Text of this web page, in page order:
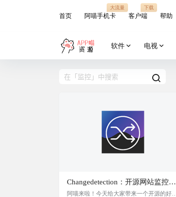
首页 阿喵手机卡
大流量
客户端
下载
帮助
软件 电视
Changedetection：开源网站监控工
具，自部署并监控网站变化，支持
阿喵来啦！今天给大家带来一个开源的好工